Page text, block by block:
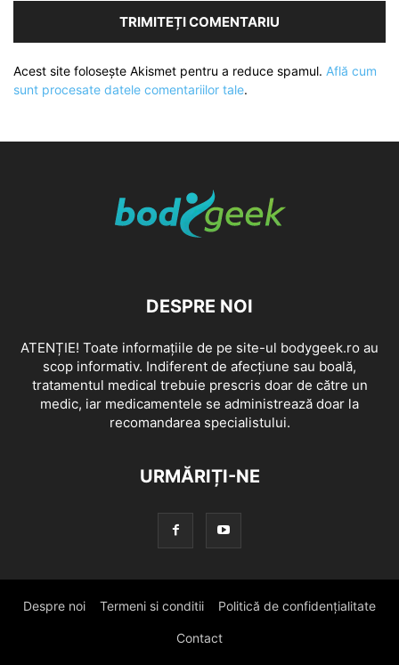
Acest site folosește Akismet pentru a reduce spamul. Află cum
sunt procesate datele comentariilor tale.
DESPRE NOI
ATENȚIE! Toate informațiile de pe site-ul bodygeek.ro au
scop informativ. Indiferent de afecțiune sau boală,
tratamentul medical trebuie prescris doar de către un
medic, iar medicamentele se administrează doar la
recomandarea specialistului.
URMĂRIȚI-NE
Despre noi Termeni si conditii Politică de confidențialitate
Contact